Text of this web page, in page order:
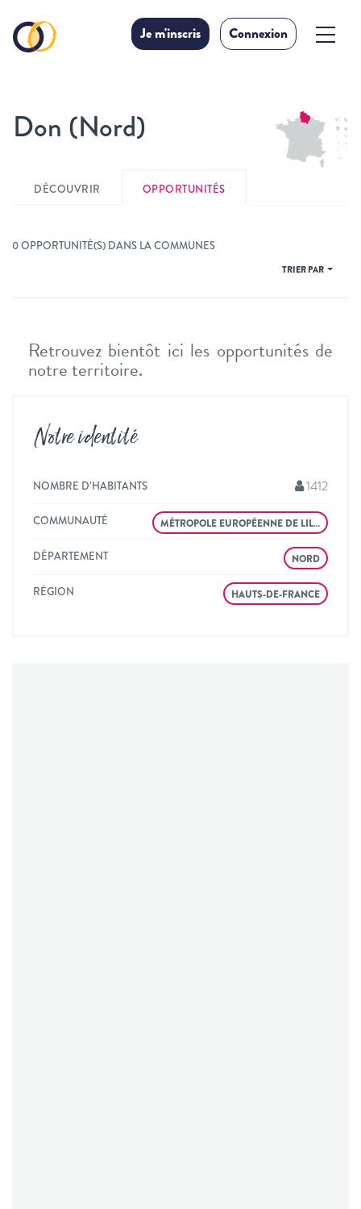
Je m'inscris Connexion
Don (Nord)
DÉCOUVRIR OPPORTUNITÉS
0 OPPORTUNITÉ(S) DANS LA COMMUNES
TRIER PAR
Retrouvez bientôt ici les opportunités de
notre territoire.
Notre identité
NOMBRE D’HABITANTS 1412
COMMUNAUTÉ MÉTROPOLE EUROPÉENNE DE LIL…
DÉPARTEMENT NORD
RÉGION HAUTS-DE-FRANCE